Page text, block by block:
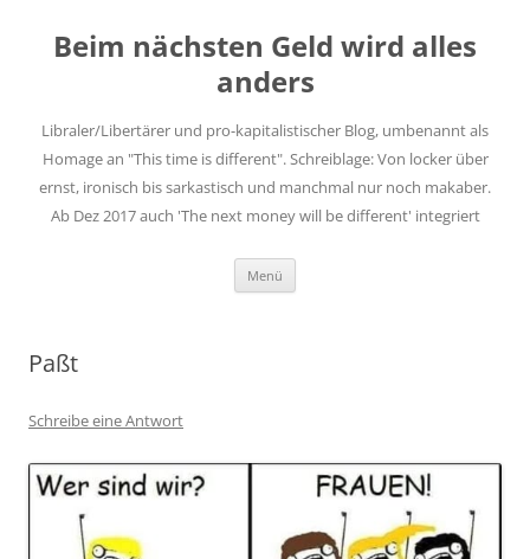
springen
Beim nächsten Geld wird alles
anders
Libraler/Libertärer und pro-kapitalistischer Blog, umbenannt als
Homage an "This time is different". Schreiblage: Von locker über
ernst, ironisch bis sarkastisch und manchmal nur noch makaber.
Ab Dez 2017 auch 'The next money will be different' integriert
Menü
Paßt
Schreibe eine Antwort